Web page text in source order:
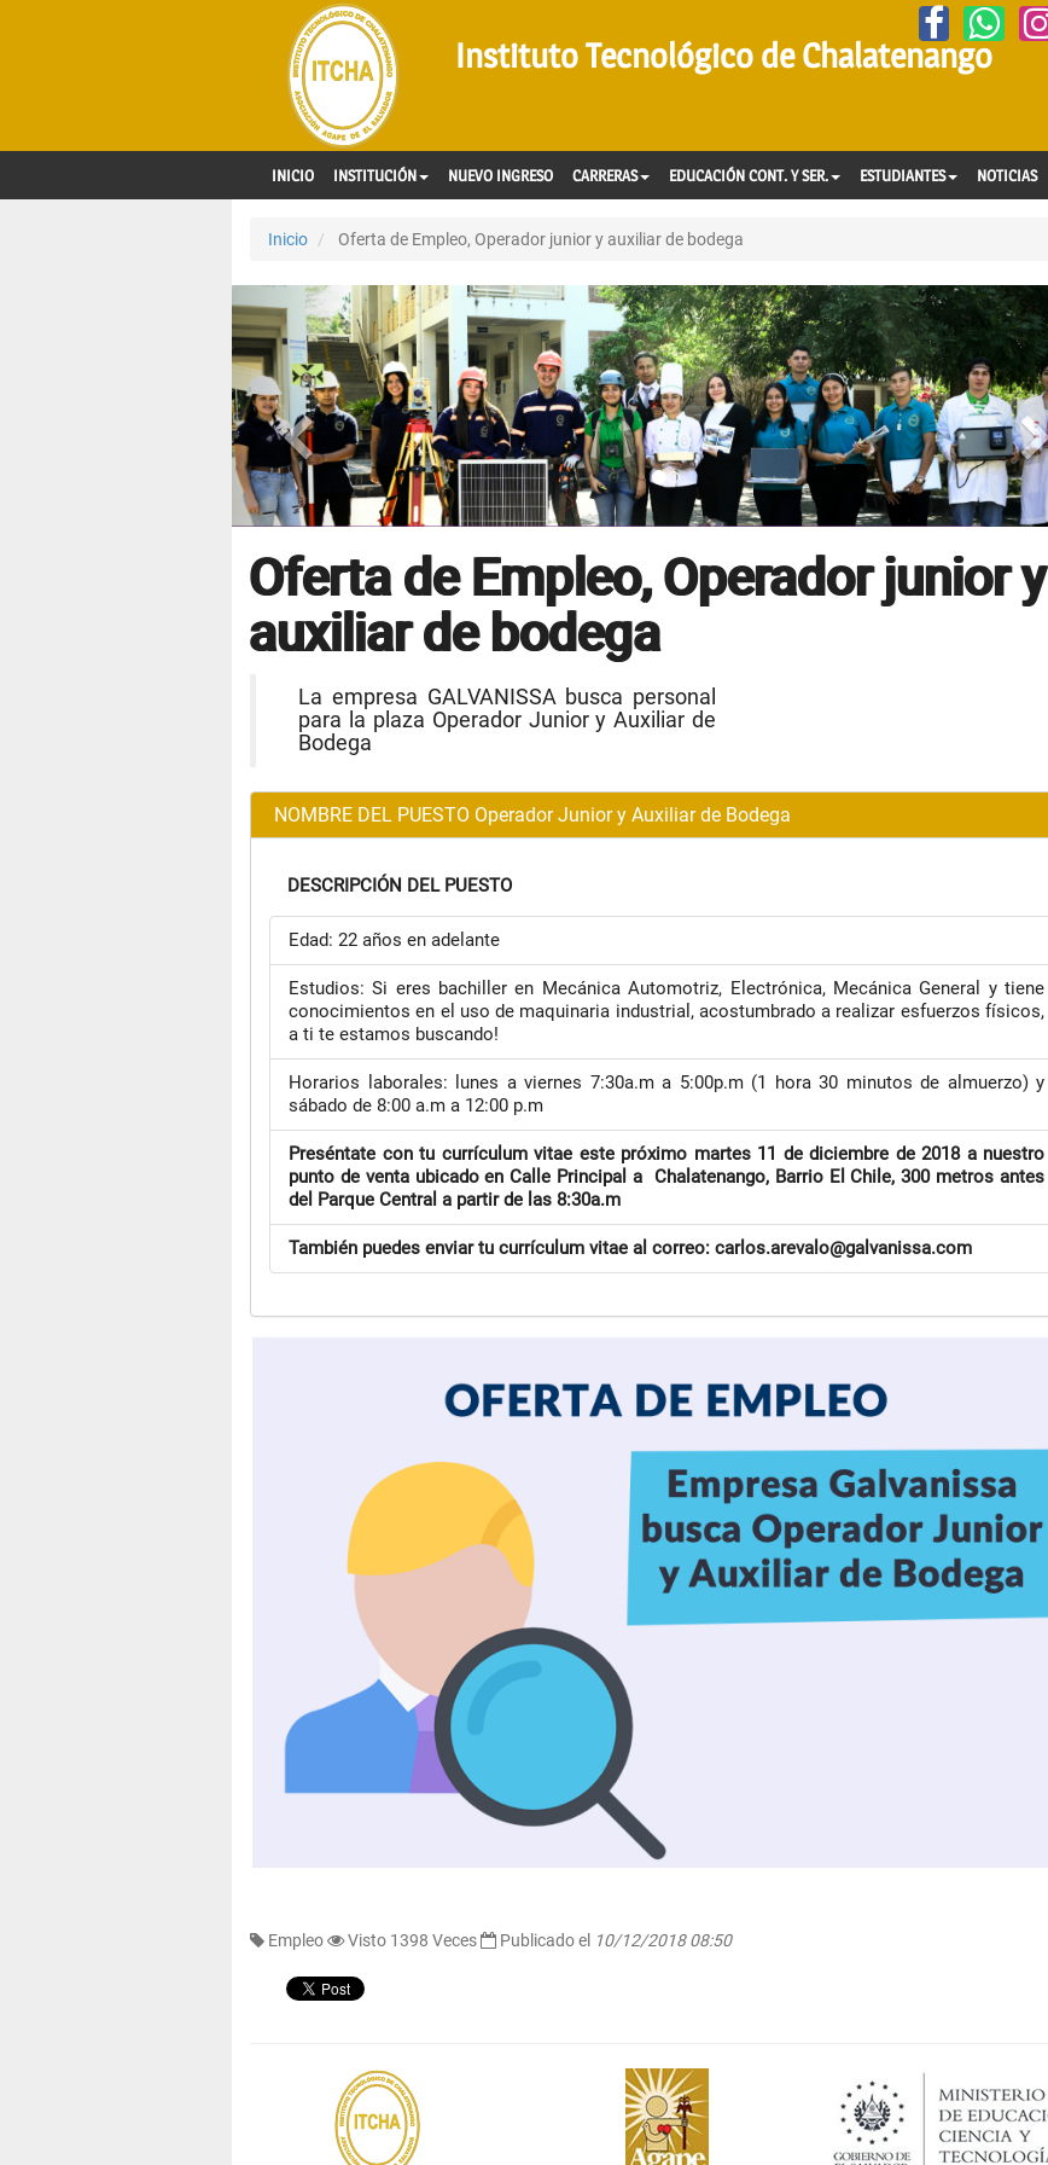
Instituto Tecnológico de Chalatenango
INICIO INSTITUCIÓN NUEVO INGRESO CARRERAS EDUCACIÓN CONT. Y SER. ESTUDIANTES NOTICIAS
Inicio Oferta de Empleo, Operador junior y auxiliar de bodega
Oferta de Empleo, Operador junior y
auxiliar de bodega
La empresa GALVANISSA busca personal
para la plaza Operador Junior y Auxiliar de
Bodega
NOMBRE DEL PUESTO Operador Junior y Auxiliar de Bodega
DESCRIPCIÓN DEL PUESTO
Edad: 22 años en adelante
Estudios: Si eres bachiller en Mecánica Automotriz, Electrónica, Mecánica General y tiene
conocimientos en el uso de maquinaria industrial, acostumbrado a realizar esfuerzos físicos,
a ti te estamos buscando!
Horarios laborales: lunes a viernes 7:30a.m a 5:00p.m (1 hora 30 minutos de almuerzo) y
sábado de 8:00 a.m a 12:00 p.m
Preséntate con tu currículum vitae este próximo martes 11 de diciembre de 2018 a nuestro
punto de venta ubicado en Calle Principal a Chalatenango, Barrio El Chile, 300 metros antes
del Parque Central a partir de las 8:30a.m
También puedes enviar tu currículum vitae al correo: carlos.arevalo@galvanissa.com
Empleo Visto 1398 Veces Publicado el 10/12/2018 08:50